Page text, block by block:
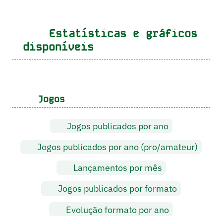
Estatísticas e gráficos
disponíveis
Jogos
Jogos publicados por ano
Jogos publicados por ano (pro/amateur)
Lançamentos por mês
Jogos publicados por formato
Evolução formato por ano